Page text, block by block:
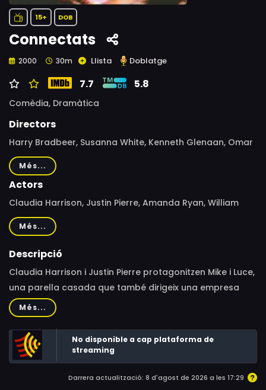
15+ DOB
Connectats
2000 30m Llista Doblatge
7.7 5.8
Comèdia, Dramàtica
Directors
Harry Bradbeer, Susanna White, Kenneth Glenaan, Omar
Madha, Tony Smith
Més...
Actors
Claudia Harrison, Justin Pierre, Amanda Ryan, William
Beck, David Walliams, Andrew Sachs, Romola Garai, Iddo
Goldberg, Poppy Miller, William Gaminara, Sally Rogers,
Karl Shiels
Més...
Descripció
Claudia Harrison i Justin Pierre protagonitzen Mike i Luce,
una parella casada que també dirigeix una empresa
emergent que produeix un lloc web de música.
Més...
No disponible a cap plataforma de
streaming
Darrera actualització: 8 d'agost de 2026 a les 17:29